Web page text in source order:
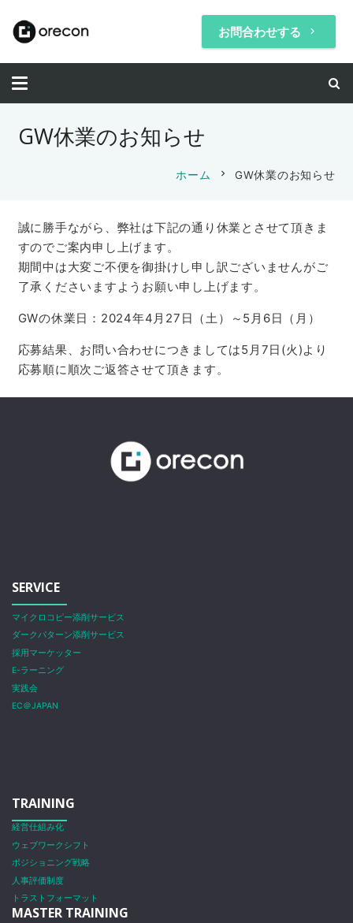
お問合わせする keyboard_arrow_right
GW休業のお知らせ
ホーム chevron_right GW休業のお知らせ
誠に勝手ながら、弊社は下記の通り休業とさせて頂きま
すのでご案内申し上げます。
期間中は大変ご不便を御掛けし申し訳ございませんがご
了承くださいますようお願い申し上げます。
GWの休業日：2024年4月27日（土）～5月6日（月）
応募結果、お問い合わせにつきましては5月7日(火)より
応募順に順次ご返答させて頂きます。
SERVICE
マイクロコピー添削サービス
ダークパターン添削サービス
採用マーケッター
E-ラーニング
実践会
EC＠JAPAN
TRAINING
経営仕組み化
ウェブワークシフト
ポジショニング戦略
人事評価制度
トラストフォーマット
MASTER TRAINING